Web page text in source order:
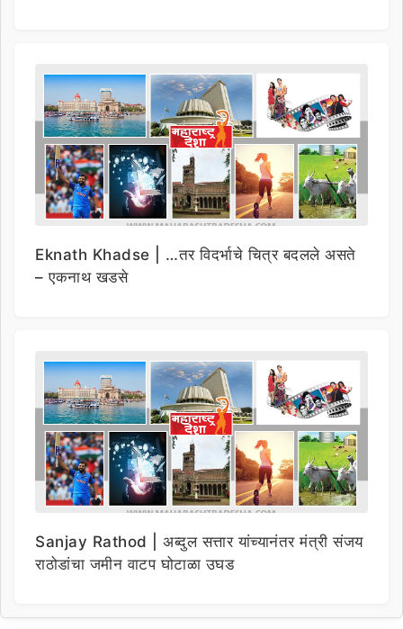
Eknath Khadse | …तर विदर्भाचे चित्र बदलले असते
– एकनाथ खडसे
Sanjay Rathod | अब्दुल सत्तार यांच्यानंतर मंत्री संजय
राठोडांचा जमीन वाटप घोटाळा उघड